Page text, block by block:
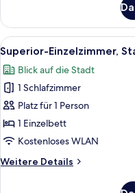
Einzelzimmer,
1 Einzelbett
Alle
Fotos
für
Superior-
Einzelzimmer,
Stadtblick
anzeigen
4
Superior-Einzelzimmer,
Blick auf die Stadt
1 Schlafzimmer
Platz für 1 Person
1 Einzelbett
Kostenloses WLAN
Weitere Details
Weitere